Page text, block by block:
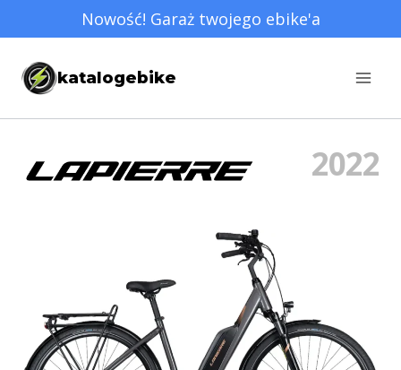
do
treści
Nowość! Garaż twojego ebike'a
katalogebike
2022